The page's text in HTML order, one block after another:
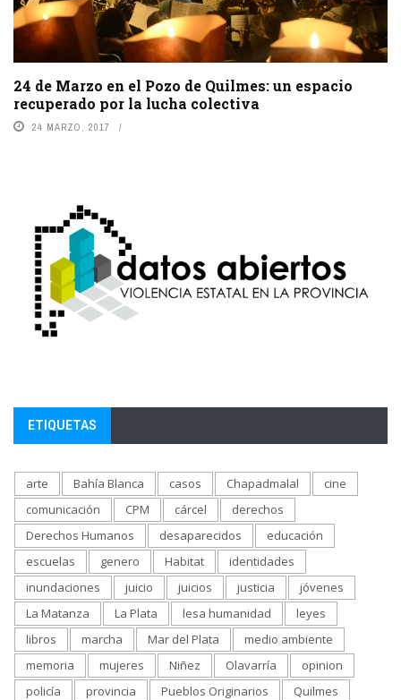
24 de Marzo en el Pozo de Quilmes: un espacio
recuperado por la lucha colectiva
24 MARZO, 2017
ETIQUETAS
arte Bahía Blanca casos Chapadmalal
cine
comunicación
CPM cárcel
derechos
Derechos Humanos
desaparecidos
educación
escuelas
genero Habitat
identidades
inundaciones
juicio juicios justicia
jóvenes
La Matanza
La Plata lesa humanidad
leyes
libros
marcha Mar del Plata
medio ambiente
memoria
mujeres Niñez Olavarría
opinion
policía
provincia Pueblos Originarios
Quilmes